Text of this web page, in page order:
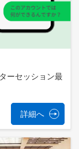
ーセッション最
詳細へ